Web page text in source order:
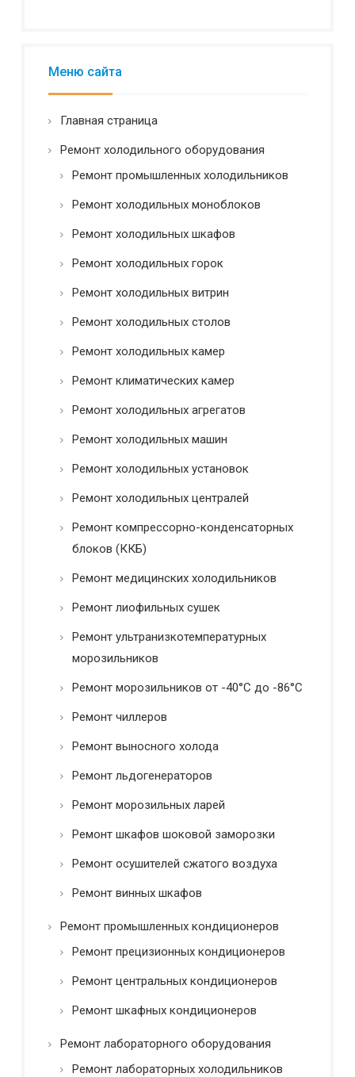
о
в
н
я
н
с
т
*
Меню сайта
Главная страница
Ремонт холодильного оборудования
Ремонт промышленных холодильников
Ремонт холодильных моноблоков
Ремонт холодильных шкафов
Ремонт холодильных горок
Ремонт холодильных витрин
Ремонт холодильных столов
Ремонт холодильных камер
Ремонт климатических камер
Ремонт холодильных агрегатов
Ремонт холодильных машин
Ремонт холодильных установок
Ремонт холодильных централей
Ремонт компрессорно-конденсаторных
блоков (ККБ)
Ремонт медицинских холодильников
Ремонт лиофильных сушек
Ремонт ультранизкотемпературных
морозильников
Ремонт морозильников от -40°C до -86°C
Ремонт чиллеров
Ремонт выносного холода
Ремонт льдогенераторов
Ремонт морозильных ларей
Ремонт шкафов шоковой заморозки
Ремонт осушителей сжатого воздуха
Ремонт винных шкафов
Ремонт промышленных кондиционеров
Ремонт прецизионных кондиционеров
Ремонт центральных кондиционеров
Ремонт шкафных кондиционеров
Ремонт лабораторного оборудования
Ремонт лабораторных холодильников